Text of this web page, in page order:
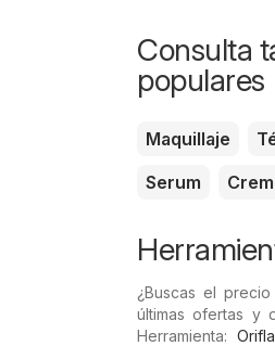
Consulta
populares
Maquillaje
Serum
¿Buscas el
últimas ofertas y
Herramienta: